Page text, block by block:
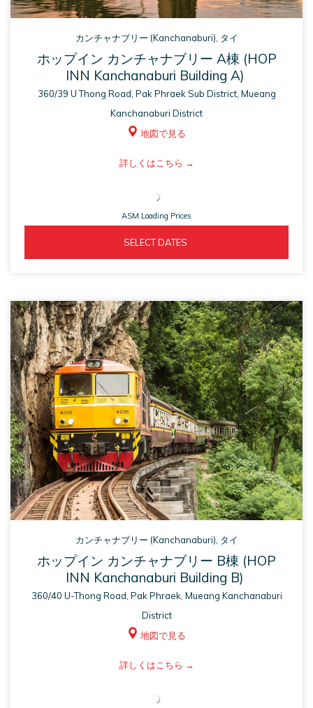
カンチャナブリー (Kanchanaburi), タイ
ホップイン カンチャナブリー A棟 (HOP
INN Kanchanaburi Building A)
360/39 U Thong Road, Pak Phraek Sub District, Mueang
Kanchanaburi District
地図で見る
詳しくはこちら
ASM
a
new
tab
ASM Loading Prices
  SELECT DATES
OPENS
A
NEW
TAB
カンチャナブリー (Kanchanaburi), タイ
ホップイン カンチャナブリー B棟 (HOP
INN Kanchanaburi Building B)
360/40 U-Thong Road, Pak Phraek, Mueang Kanchanaburi
District
地図で見る
詳しくはこちら
ASM